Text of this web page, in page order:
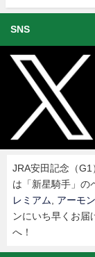
SNS
JRA安田記念（
は「新星騎手」の
レミアム, アーモ
ンにいち早くお届
へ！